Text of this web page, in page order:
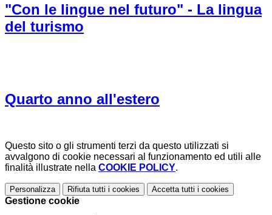
"Con le lingue nel futuro" - La lingua
del turismo
Quarto anno all'estero
Questo sito o gli strumenti terzi da questo utilizzati si
avvalgono di cookie necessari al funzionamento ed utili alle
finalità illustrate nella COOKIE POLICY.
Personalizza Rifiuta tutti i cookies Accetta tutti i cookies
Gestione cookie